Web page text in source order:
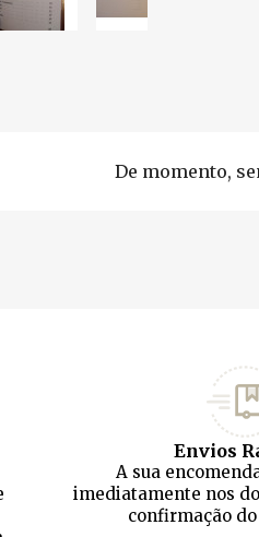
De momento,
Envios
A sua
imediatamente nos
confirmação